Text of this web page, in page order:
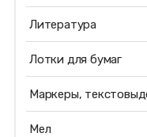
Литература
Лотки для бумаг
Маркеры,
Мел